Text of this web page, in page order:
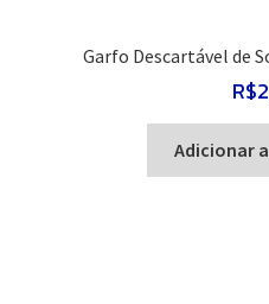
Garfo Descartável de
R$
Adicionar